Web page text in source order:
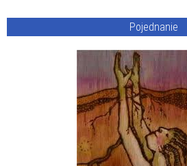
Pojednanie